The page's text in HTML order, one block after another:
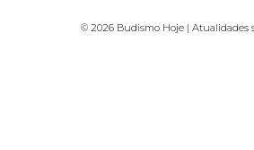
© 2026 Budismo Hoje | Atualidades